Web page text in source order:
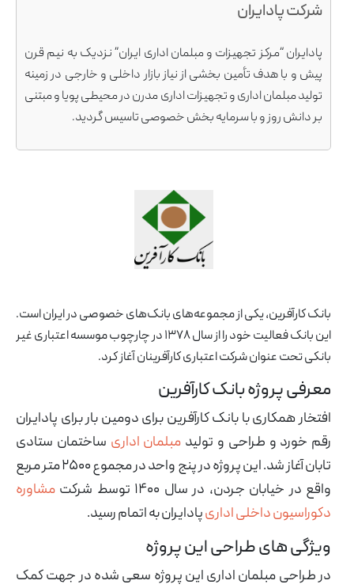
شرکت پادایران
پادایران “مرکز تجهیزات و مبلمان اداری ایران” نزدیک به نیم قرن
پیش و با هدف تأمین بخشی از نیاز بازار داخلی و خارجی در زمینه
تولید مبلمان اداری و تجهیزات اداری مدرن در محیطی پویا و مبتنی
بر دانش روز و با سرمایه بخش خصوصی تاسیس گردید.
بانک کارآفرین، یکی از مجموعه‌های بانک‌های خصوصی در ایران است.
این بانک فعالیت خود را از سال ۱۳۷۸ در چارچوب موسسه اعتباری غیر
بانکی تحت عنوان شرکت اعتباری کارآفرینان آغاز کرد.
معرفی پروژه بانک کارآفرین
افتخار همکاری با بانک کارآفرین برای دومین بار برای پادایران
رقم خورد و طراحی و تولید مبلمان اداری ساختمان ستادی
تابان آغاز شد. این پروژه در پنج واحد در مجموع ۲۵۰۰ متر مربع
واقع در خیابان جردن، در سال ۱۴۰۰ توسط شرکت
مشاوره
دکوراسیون داخلی اداریپادایران به اتمام رسید.
ویژگی های طراحی این پروژه
در طراحی مبلمان اداری این پروژه سعی شده در جهت کمک